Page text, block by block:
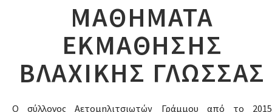
ΜΑΘΗΜΑΤΑ
ΕΚΜΑΘΗΣΗΣ
ΒΛΑΧΙΚΗΣ ΓΛΩΣΣΑΣ
Ο σύλλογος Αετομηλιτσιωτών Γράμμου από το 2015